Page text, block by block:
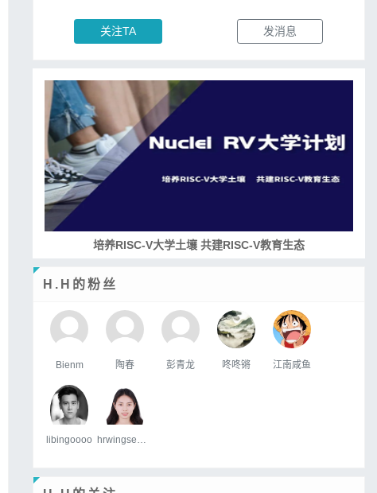
关注TA 发消息
培养RISC-V大学土壤 共建RISC-V教育生态
H.H的粉丝
Bienm 陶春 彭青龙 咚咚锵 江南咸鱼
libingoooo